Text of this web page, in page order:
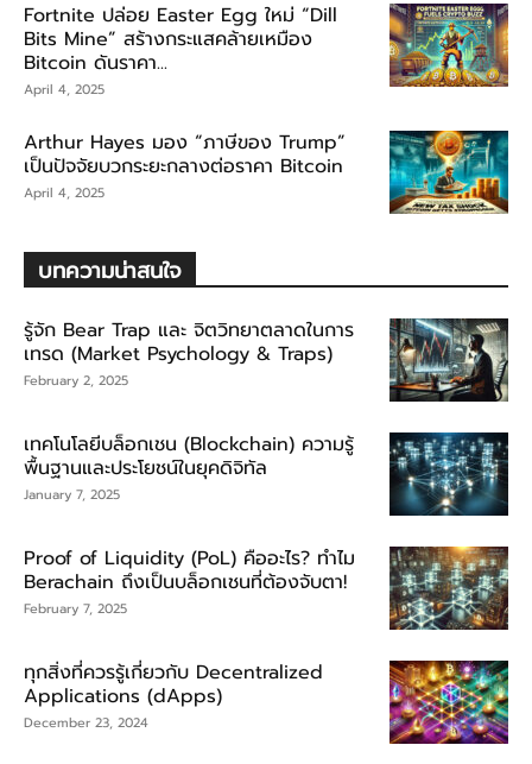
Fortnite ปล่อย Easter Egg ใหม่ “Dill
Bits Mine” สร้างกระแสคล้ายเหมือง
Bitcoin ดันราคา...
April 4, 2025
Arthur Hayes มอง “ภาษีของ Trump”
เป็นปัจจัยบวกระยะกลางต่อราคา Bitcoin
April 4, 2025
บทความน่าสนใจ
รู้จัก Bear Trap และ จิตวิทยาตลาดในการ
เทรด (Market Psychology & Traps)
February 2, 2025
เทคโนโลยีบล็อกเชน (Blockchain) ความรู้
พื้นฐานและประโยชน์ในยุคดิจิทัล
January 7, 2025
Proof of Liquidity (PoL) คืออะไร? ทำไม
Berachain ถึงเป็นบล็อกเชนที่ต้องจับตา!
February 7, 2025
ทุกสิ่งที่ควรรู้เกี่ยวกับ Decentralized
Applications (dApps)
December 23, 2024